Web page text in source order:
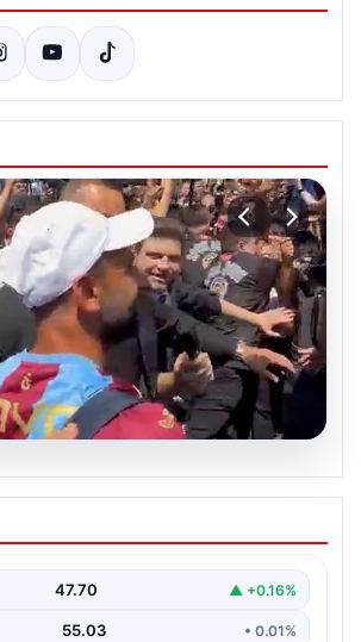
Tarihi İlk Üçlü
noktasına imza attı. Takımının
47.70 ▲ +0.16%
55.03 • 0.01%